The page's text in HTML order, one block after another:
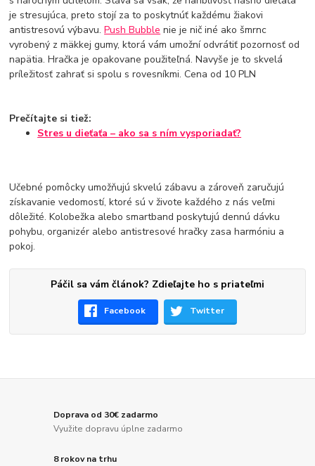
je stresujúca, preto stojí za to poskytnúť každému žiakovi
antistresovú výbavu.Push Bubble nie je nič iné ako šmrnc
vyrobený z mäkkej gumy, ktorá vám umožní odvrátiť pozornosť od
napätia. Hračka je opakovane použiteľná. Navyše je to skvelá
príležitosť zahrať si spolu s rovesníkmi. Cena od 10 PLN
Prečítajte si tiež:
Stres u dieťaťa – ako sa s ním vysporiadať?
Učebné pomôcky umožňujú skvelú zábavu a zároveň zaručujú
získavanie vedomostí, ktoré sú v živote každého z nás veľmi
dôležité. Kolobežka alebo smartband poskytujú dennú dávku
pohybu, organizér alebo antistresové hračky zasa harmóniu a
pokoj.
Páčil sa vám článok? Zdieľajte ho s priateľmi
Facebook Twitter
Doprava od 30€ zadarmo
Využite dopravu úplne zadarmo
8 rokov na trhu